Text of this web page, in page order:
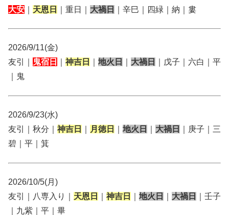
大安
天恩日 ｜重日｜ 大禍日 ｜辛巳｜四緑｜納｜婁
2026/9/11(金)
友引｜
鬼宿日 神吉日 地火日 大禍日
｜戊子｜六白｜平
｜鬼
2026/9/23(水)
友引｜秋分｜ 神吉日 月徳日 地火日 大禍日
｜庚子｜三
碧｜平｜箕
2026/10/5(月)
友引｜八専入り｜ 天恩日 神吉日 地火日 大禍日
｜壬子
｜九紫｜平｜畢